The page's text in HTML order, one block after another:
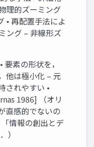
理的ズーミング
• 再配置手法によ
ング – 非線形ズ
素の形状を，
他は極小化 – 元
されやすい •
1986] （オリ
直感的でないの
情報の創出とデ
）